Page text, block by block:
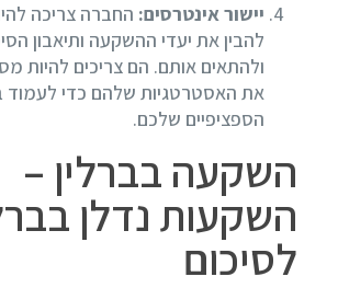
יישור אינטרסים: החברה צריכה
להבין את יעדי ההשקעה ותיאבון
ולהתאים אותם. הם צריכים להיות
את האסטרטגיות שלהם כדי לעמוד
הספציפיים שלכם.
השקעה בברלין –
השקעות נדלן
לסיכום